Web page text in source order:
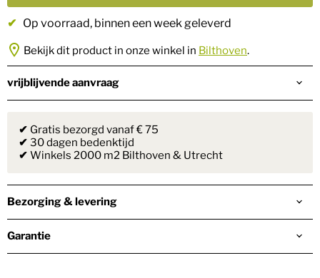
✔ Op voorraad, binnen een week geleverd
Bekijk dit product in onze winkel in Bilthoven.
vrijblijvende aanvraag
✔ Gratis bezorgd vanaf € 75
✔ 30 dagen bedenktijd
✔ Winkels 2000 m2 Bilthoven & Utrecht
Bezorging & levering
Garantie